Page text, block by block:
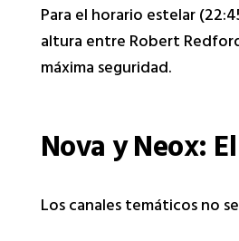
Para el horario estelar
altura entre Robert
máxima seguridad.
Nova y Neox:
Los canales temáticos no